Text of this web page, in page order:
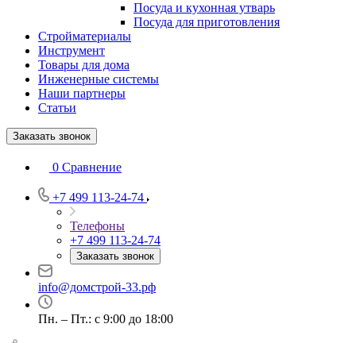
Посуда и кухонная утварь
Посуда для приготовления
Стройматериалы
Инструмент
Товары для дома
Инженерные системы
Наши партнеры
Статьи
Заказать звонок
0 Сравнение
+7 499 113-24-74
Телефоны
+7 499 113-24-74
Заказать звонок
info@домстрой-33.рф
Пн. – Пт.: с 9:00 до 18:00